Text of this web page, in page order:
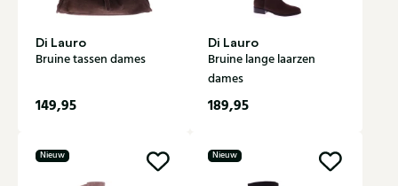
Di Lauro
Bruine tassen dames
149,95
Di Lauro
Bruine lange laarzen
dames
189,95
Nieuw Nieuw